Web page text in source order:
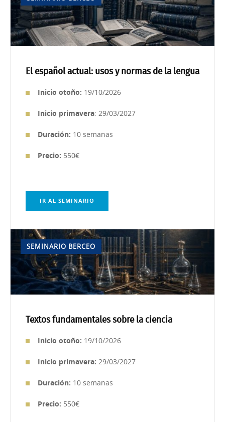
El español actual: usos y normas de la lengua
Inicio otoño: 19/10/2026
Inicio primavera: 29/03/2027
Duración: 10 semanas
Precio: 550€
IR AL SEMINARIO
SEMINARIO BERCEO
Textos fundamentales sobre la ciencia
Inicio otoño: 19/10/2026
Inicio primavera: 29/03/2027
Duración: 10 semanas
Precio: 550€